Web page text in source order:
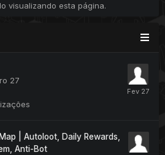
visualizando esta página.
27
| Autoloot, Daily Rewards,
Anti-Bot